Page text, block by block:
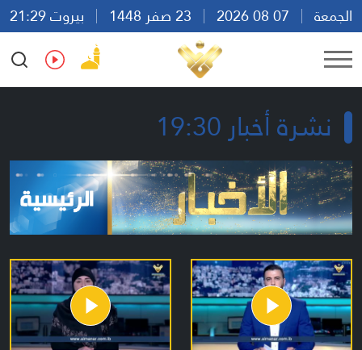
الجمعة
بيروت 21:29
Ar
En Fr Es
نشرة أخبار 19:30